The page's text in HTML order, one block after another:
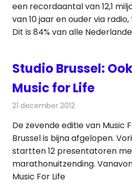
een recordaantal van 12,1
van 10 jaar en ouder via
Dit is 84% van alle
Studio Brussel:
Music for Life
21 december 2012
De zevende editie van Music
Brussel is bijna afgelopen.
startten 12 presentatoren
marathonuitzending.
Music For Life